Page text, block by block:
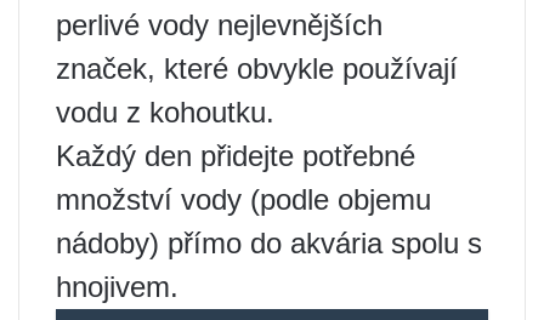
perlivé vody nejlevnějších
značek, které obvykle používají
vodu z kohoutku.
Každý den přidejte potřebné
množství vody (podle objemu
nádoby) přímo do akvária spolu s
hnojivem.